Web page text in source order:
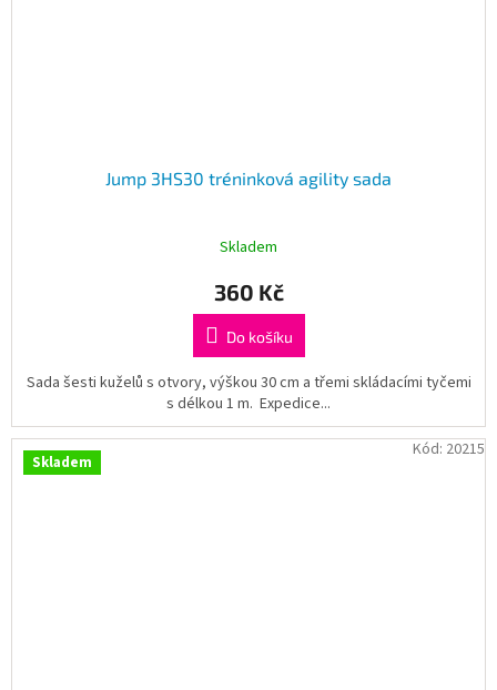
Jump 3HS30 tréninková agility sada
Skladem
360 Kč
Do košíku
Sada šesti kuželů s otvory, výškou 30 cm a třemi skládacími tyčemi
s délkou 1 m. Expedice...
Skladem
Kód: 20215